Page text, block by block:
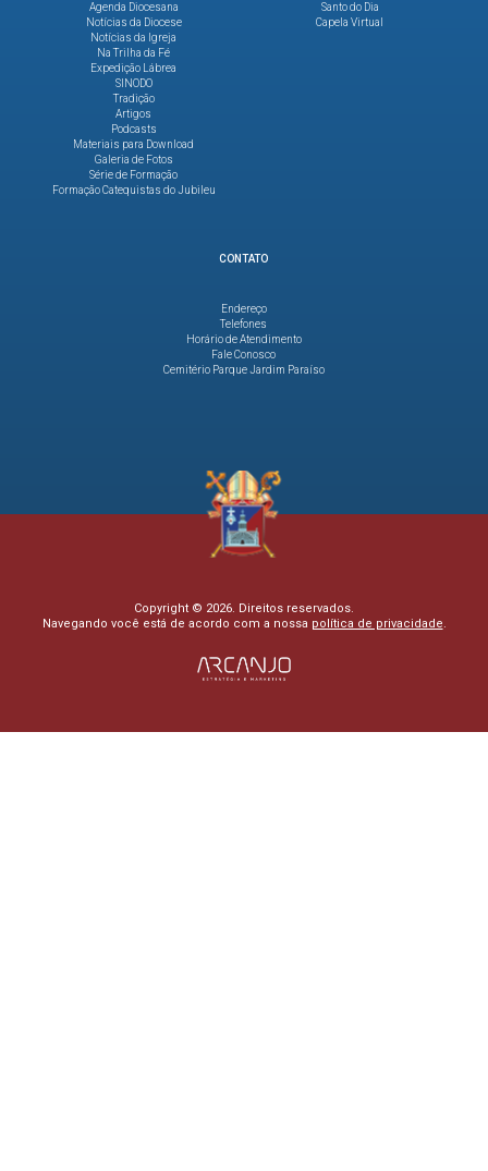
Agenda Diocesana
Notícias da Diocese
Notícias da Igreja
Na Trilha da Fé
Expedição Lábrea
SINODO
Tradição
Artigos
Podcasts
Materiais para Download
Galeria de Fotos
Série de Formação
Formação Catequistas do Jubileu
Santo do Dia
Capela Virtual
CONTATO
Endereço
Telefones
Horário de Atendimento
Fale Conosco
Cemitério Parque Jardim Paraíso
Copyright © 2026. Direitos reservados.
Navegando você está de acordo com a nossa política de privacidade.